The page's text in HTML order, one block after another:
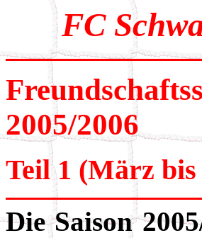
FC
2005/2006
Teil 1 (März
Die Saison